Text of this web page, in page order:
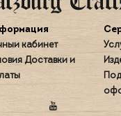
кабинет
Доставки и